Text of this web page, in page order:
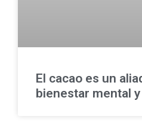
El cacao es un
bienestar mental